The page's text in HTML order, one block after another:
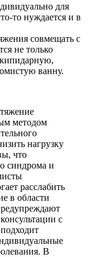
для
то нуждается и в
совмещать с
не только
ванну.
методом
нагрузку
что
синдрома и
расслабить
в области
с
В